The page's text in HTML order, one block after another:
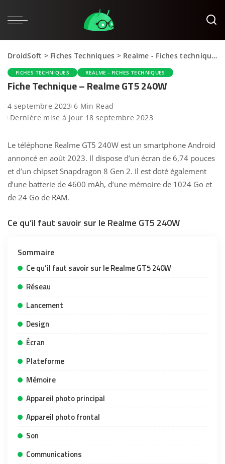
DroidSoft > Fiches Techniques > Realme - Fiches techniques
FICHES TECHNIQUES REALME - FICHES TECHNIQUES
Fiche Technique – Realme GT5 240W
4 septembre 2023 6 Min Read
Dernière mise à jour 18 septembre 2023
Le téléphone Realme GT5 240W est un smartphone Android
annoncé en août 2023. Il dispose d’un écran de 6,74 pouces
et d’un chipset Snapdragon 8 Gen 2. Il est doté également
d’une batterie de 4600 mAh, d’une mémoire de 1024 Go et
de 24 Go de RAM.
Ce qu’il faut savoir sur le Realme GT5 240W
Sommaire
Ce qu’il faut savoir sur le Realme GT5 240W
Réseau
Lancement
Design
Écran
Plateforme
Mémoire
Appareil photo principal
Appareil photo frontal
Son
Communications